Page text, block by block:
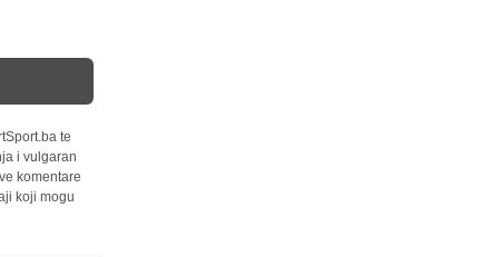
te
i vulgaran
komentare
koji mogu